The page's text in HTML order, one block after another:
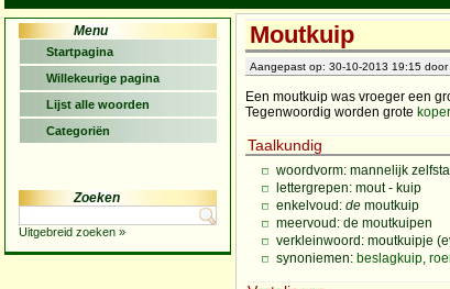
Menu
Startpagina
Willekeurige pagina
Lijst alle woorden
Categoriën
Zoeken
Uitgebreid zoeken »
Moutkuip
Aangepast op: 30-10-2013 19:15 door
Een moutkuip was vroeger een
Tegenwoordig worden grote
Taalkundig
woordvorm: mannelijk
lettergrepen: mout - kuip
enkelvoud: de moutkuip
meervoud: de moutkuipen
verkleinwoord: moutkuipje
synoniemen: beslagkuip,